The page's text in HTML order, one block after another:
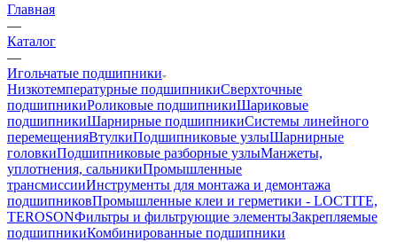
Главная
—
Каталог
—
Игольчатые подшипники
Низкотемпературные подшипникиСверхточные
подшипникиРоликовые подшипникиШариковые
подшипникиШарнирные подшипникиСистемы линейного
перемещенияВтулкиПодшипниковые узлыШарнирные
головкиПодшипниковые разборные узлыМанжеты,
уплотнения, сальникиПромышленные
трансмиссииИнструменты для монтажа и демонтажа
подшипниковПромышленные клеи и герметики - LOCTITE,
TEROSONФильтры и фильтрующие элементыЗакрепляемые
подшипникиКомбинированные подшипники